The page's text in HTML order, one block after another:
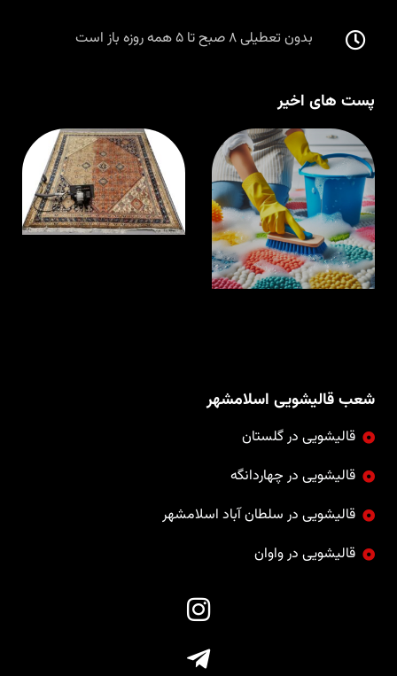
بدون تعطیلی ۸ صبح تا ۵ همه روزه باز است
پست های اخیر
قالیشویی در
اسلامشهر با
مواد نانو و
ضدحساسیت
شعب قالیشویی اسلامشهر
قالیشویی در گلستان
قالیشویی در چهاردانگه
قالیشویی در سلطان آباد اسلامشهر
قالیشویی در واوان